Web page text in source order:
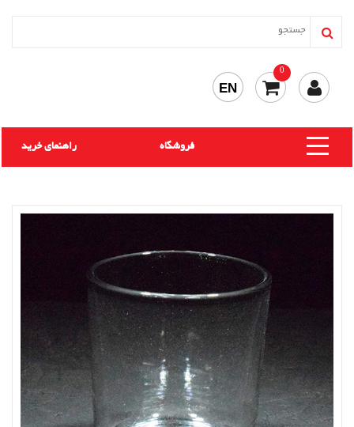
0
EN
راهنمای خرید فروشگاه